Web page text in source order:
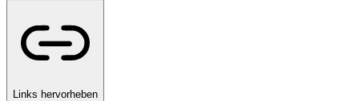
Links hervorheben